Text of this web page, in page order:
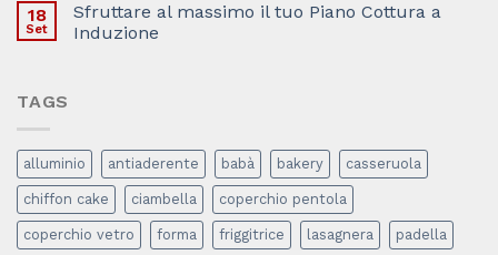
18
Set
Sfruttare al massimo il tuo Piano Cottura a
Induzione
TAGS
alluminio antiaderente babà bakery casseruola
chiffon cake ciambella coperchio pentola
coperchio vetro forma friggitrice lasagnera padella